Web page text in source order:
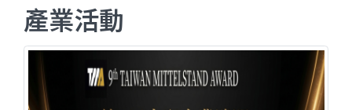
產業活動